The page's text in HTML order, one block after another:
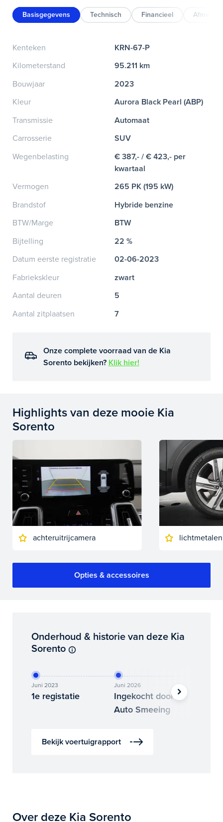
Basisgegevens Technisch Financieel
Kenteken
KRN-67-P
Kilometerstand
95.211 km
Bouwjaar
2023
Kleur
Aurora Black Pearl (ABP)
Transmissie
Automaat
Carrosserie
SUV
Wegenbelasting
€ 387,- / € 423,- per
kwartaal
Vermogen
265 PK (195 kW)
Brandstof
Hybride benzine
BTW/Marge
BTW
Bijtelling
22 %
Datum eerste registratie
02-06-2023
Fabriekskleur
zwart
Aantal deuren
5
Aantal zitplaatsen
7
Onze complete voorraad van de Kia
Sorento bekijken? Klik hier!
Highlights van deze mooie Kia
Sorento
achteruitrijcamera
Opties & accessoires
Onderhoud & historie van deze Kia
Sorento
Juni 2023
1e registatie
Juni 2026
Ingekocht door
Auto Smeeing
Bekijk voertuigrapport
Over deze Kia Sorento